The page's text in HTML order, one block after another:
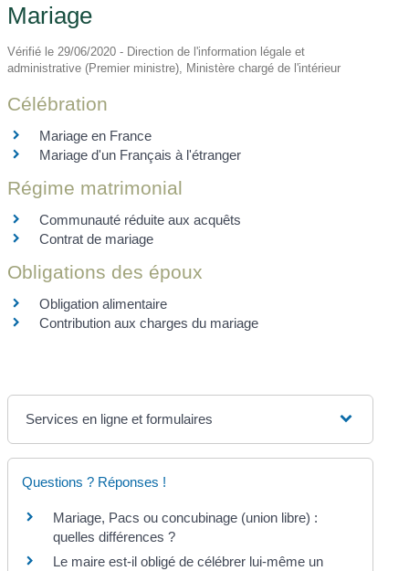
Mariage
Vérifié le 29/06/2020 - Direction de l'information légale et
administrative (Premier ministre), Ministère chargé de l'intérieur
Célébration
Mariage en France
Mariage d'un Français à l'étranger
Régime matrimonial
Communauté réduite aux acquêts
Contrat de mariage
Obligations des époux
Obligation alimentaire
Contribution aux charges du mariage
Services en ligne et formulaires
Questions ? Réponses !
Mariage, Pacs ou concubinage (union libre) :
quelles différences ?
Le maire est-il obligé de célébrer lui-même un